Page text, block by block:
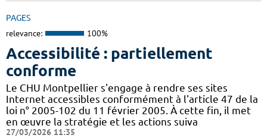
PAGES
relevance: 100%
Accessibilité : partiellement
conforme
Le CHU Montpellier s'engage à rendre ses sites
Internet accessibles conformément à l'article 47 de la
loi n° 2005-102 du 11 février 2005. À cette fin, il met
en œuvre la stratégie et les actions suiva
27/03/2026 11:35